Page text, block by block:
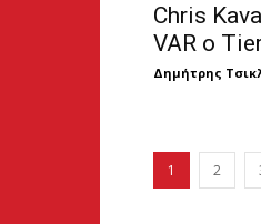
Chris
VAR ο
Δημήτρης
1 2